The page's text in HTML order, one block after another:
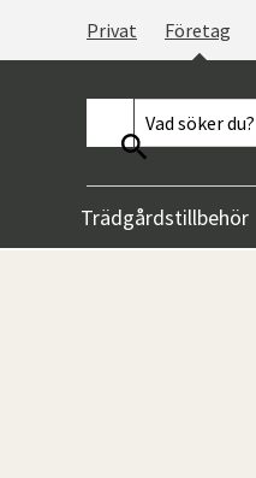
Privat Företag
Trädgårdstillbehör